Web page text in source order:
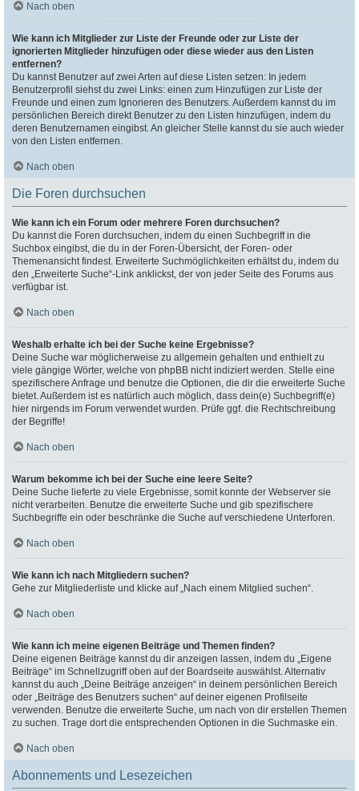
Nach oben
Wie kann ich Mitglieder zur Liste der Freunde oder zur Liste der
ignorierten Mitglieder hinzufügen oder diese wieder aus den Listen
entfernen?
Du kannst Benutzer auf zwei Arten auf diese Listen setzen: In jedem
Benutzerprofil siehst du zwei Links: einen zum Hinzufügen zur Liste der
Freunde und einen zum Ignorieren des Benutzers. Außerdem kannst du im
persönlichen Bereich direkt Benutzer zu den Listen hinzufügen, indem du
deren Benutzernamen eingibst. An gleicher Stelle kannst du sie auch wieder
von den Listen entfernen.
Nach oben
Die Foren durchsuchen
Wie kann ich ein Forum oder mehrere Foren durchsuchen?
Du kannst die Foren durchsuchen, indem du einen Suchbegriff in die
Suchbox eingibst, die du in der Foren-Übersicht, der Foren- oder
Themenansicht findest. Erweiterte Suchmöglichkeiten erhältst du, indem du
den „Erweiterte Suche“-Link anklickst, der von jeder Seite des Forums aus
verfügbar ist.
Nach oben
Weshalb erhalte ich bei der Suche keine Ergebnisse?
Deine Suche war möglicherweise zu allgemein gehalten und enthielt zu
viele gängige Wörter, welche von phpBB nicht indiziert werden. Stelle eine
spezifischere Anfrage und benutze die Optionen, die dir die erweiterte Suche
bietet. Außerdem ist es natürlich auch möglich, dass dein(e) Suchbegriff(e)
hier nirgends im Forum verwendet wurden. Prüfe ggf. die Rechtschreibung
der Begriffe!
Nach oben
Warum bekomme ich bei der Suche eine leere Seite?
Deine Suche lieferte zu viele Ergebnisse, somit konnte der Webserver sie
nicht verarbeiten. Benutze die erweiterte Suche und gib spezifischere
Suchbegriffe ein oder beschränke die Suche auf verschiedene Unterforen.
Nach oben
Wie kann ich nach Mitgliedern suchen?
Gehe zur Mitgliederliste und klicke auf „Nach einem Mitglied suchen“.
Nach oben
Wie kann ich meine eigenen Beiträge und Themen finden?
Deine eigenen Beiträge kannst du dir anzeigen lassen, indem du „Eigene
Beiträge“ im Schnellzugriff oben auf der Boardseite auswählst. Alternativ
kannst du auch „Deine Beiträge anzeigen“ in deinem persönlichen Bereich
oder „Beiträge des Benutzers suchen“ auf deiner eigenen Profilseite
verwenden. Benutze die erweiterte Suche, um nach von dir erstellen Themen
zu suchen. Trage dort die entsprechenden Optionen in die Suchmaske ein.
Nach oben
Abonnements und Lesezeichen